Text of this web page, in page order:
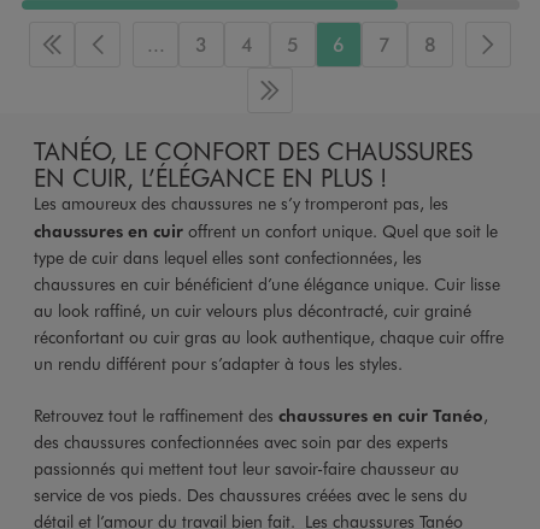
Première page
Page précédente
... 3 4 5 6 7 8
Page
Dernière page
TANÉO, LE CONFORT DES CHAUSSURES
EN CUIR, L’ÉLÉGANCE EN PLUS !
Les amoureux des chaussures ne s’y tromperont pas, les
chaussures en cuiroffrent un confort unique. Quel que soit le
type de cuir dans lequel elles sont confectionnées, les
chaussures en cuir bénéficient d’une élégance unique. Cuir lisse
au look raffiné, un cuir velours plus décontracté, cuir grainé
réconfortant ou cuir gras au look authentique, chaque cuir offre
un rendu différent pour s’adapter à tous les styles.
Retrouvez tout le raffinement des chaussures en cuir Tanéo,
des chaussures confectionnées avec soin par des experts
passionnés qui mettent tout leur savoir-faire chausseur au
service de vos pieds. Des chaussures créées avec le sens du
détail et l’amour du travail bien fait. Les chaussures Tanéo